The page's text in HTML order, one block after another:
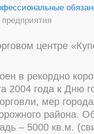
предприятия
центре
в рекордно
2004 года к Дню
мер
района.
– 5000 кв.м.